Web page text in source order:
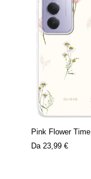
Pink Flower Time
Da 23,99 €